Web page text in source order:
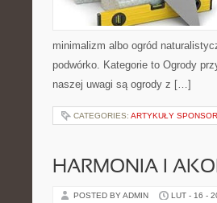
minimalizm albo ogród
podwórko. Kategorie to Ogrody
naszej uwagi są ogrody z […]
CATEGORIES: ARTYKUŁY
HARMONIA I
POSTED BY ADMIN LUT - 16 -